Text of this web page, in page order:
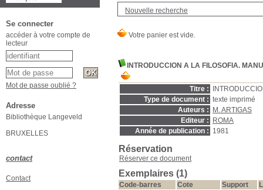
Nouvelle recherche
INTRODUCCION A LA FILOSOFIA.
Titre :
Type de document : texte imprimé
Auteurs :
M. ARTIGAS
Editeur :
ROMA
Année de publication : 1981
Réservation
Réserver ce document
Exemplaires (1)
Code-barres Cote Support
Se connecter
accéder à votre compte de
lecteur
Mot de passe oublié ?
Adresse
Bibliothèque Langeveld
BRUXELLES
contact
Contact